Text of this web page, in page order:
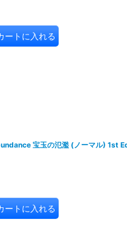
ートに入れる
宝玉の氾濫 (ノーマル) 1st
ートに入れる